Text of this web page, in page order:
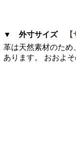
▼ 外寸サイズ
革は天然素材のため
あります。 おおよ